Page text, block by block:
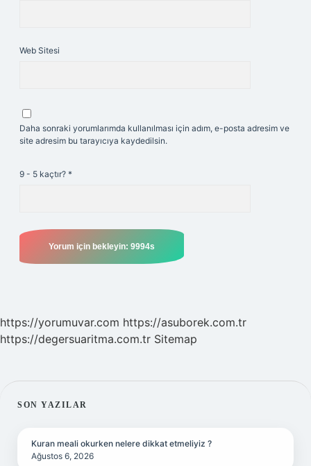
Web Sitesi
Daha sonraki yorumlarımda kullanılması için adım, e-posta adresim ve
site adresim bu tarayıcıya kaydedilsin.
9 - 5 kaçtır? *
https://yorumuvar.com https://asuborek.com.tr
https://degersuaritma.com.tr Sitemap
SIDEBAR
SON YAZILAR
Kuran meali okurken nelere dikkat etmeliyiz ?
Ağustos 6, 2026